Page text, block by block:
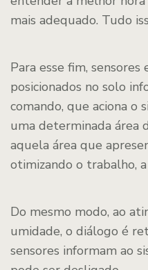
mais adequado. Tudo
Para esse fim,
posicionados no solo
comando, que aciona o
uma determinada área
aquela área que
otimizando o trabalho,
Do mesmo modo, ao
umidade, o diálogo é
sensores informam ao